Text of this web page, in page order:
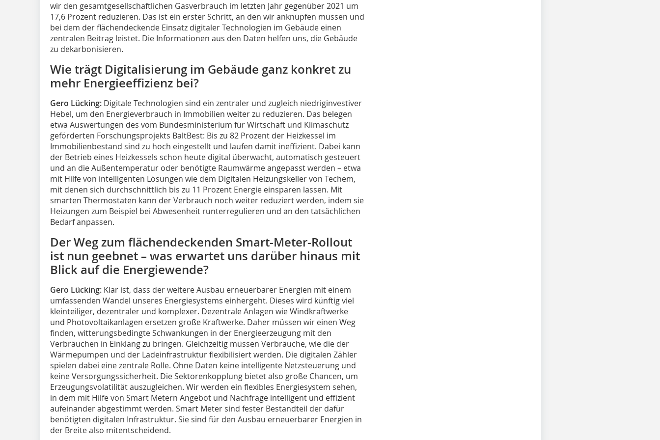
wir den gesamtgesellschaftlichen Gasverbrauch im letzten Jahr gegenüber 2021 um
17,6 Prozent reduzieren. Das ist ein erster Schritt, an den wir anknüpfen müssen und
bei dem der flächendeckende Einsatz digitaler Technologien im Gebäude einen
zentralen Beitrag leistet. Die Informationen aus den Daten helfen uns, die Gebäude
zu dekarbonisieren.
Wie trägt Digitalisierung im Gebäude ganz konkret zu
mehr Energieeffizienz bei?
Gero Lücking: Digitale Technologien sind ein zentraler und zugleich niedriginvestiver
Hebel, um den Energieverbrauch in Immobilien weiter zu reduzieren. Das belegen
etwa Auswertungen des vom Bundesministerium für Wirtschaft und Klimaschutz
geförderten Forschungsprojekts BaltBest: Bis zu 82 Prozent der Heizkessel im
Immobilienbestand sind zu hoch eingestellt und laufen damit ineffizient. Dabei kann
der Betrieb eines Heizkessels schon heute digital überwacht, automatisch gesteuert
und an die Außentemperatur oder benötigte Raumwärme angepasst werden – etwa
mit Hilfe von intelligenten Lösungen wie dem Digitalen Heizungskeller von Techem,
mit denen sich durchschnittlich bis zu 11 Prozent Energie einsparen lassen. Mit
smarten Thermostaten kann der Verbrauch noch weiter reduziert werden, indem sie
Heizungen zum Beispiel bei Abwesenheit runterregulieren und an den tatsächlichen
Bedarf anpassen.
Der Weg zum flächendeckenden Smart-Meter-Rollout
ist nun geebnet – was erwartet uns darüber hinaus mit
Blick auf die Energiewende?
Gero Lücking: Klar ist, dass der weitere Ausbau erneuerbarer Energien mit einem
umfassenden Wandel unseres Energiesystems einhergeht. Dieses wird künftig viel
kleinteiliger, dezentraler und komplexer. Dezentrale Anlagen wie Windkraftwerke
und Photovoltaikanlagen ersetzen große Kraftwerke. Daher müssen wir einen Weg
finden, witterungsbedingte Schwankungen in der Energieerzeugung mit den
Verbräuchen in Einklang zu bringen. Gleichzeitig müssen Verbräuche, wie die der
Wärmepumpen und der Ladeinfrastruktur flexibilisiert werden. Die digitalen Zähler
spielen dabei eine zentrale Rolle. Ohne Daten keine intelligente Netzsteuerung und
keine Versorgungssicherheit. Die Sektorenkopplung bietet also große Chancen, um
Erzeugungsvolatilität auszugleichen. Wir werden ein flexibles Energiesystem sehen,
in dem mit Hilfe von Smart Metern Angebot und Nachfrage intelligent und effizient
aufeinander abgestimmt werden. Smart Meter sind fester Bestandteil der dafür
benötigten digitalen Infrastruktur. Sie sind für den Ausbau erneuerbarer Energien in
der Breite also mitentscheidend.